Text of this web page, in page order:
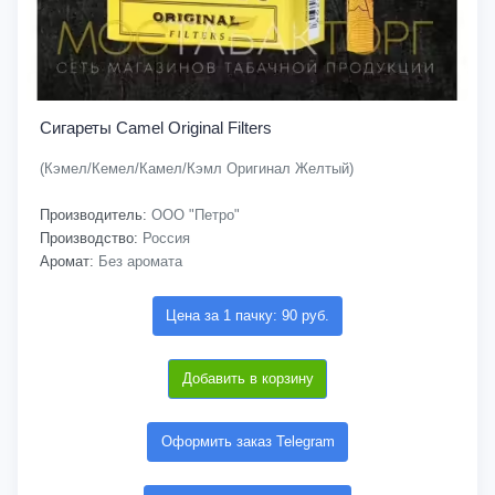
Сигареты Camel Original Filters
(Кэмел/Кемел/Камел/Кэмл Оригинал Желтый)
Производитель: ООО "Петро"
Производство: Россия
Аромат: Без аромата
Цена за 1 пачку: 90 руб.
Добавить в корзину
Оформить заказ Telegram